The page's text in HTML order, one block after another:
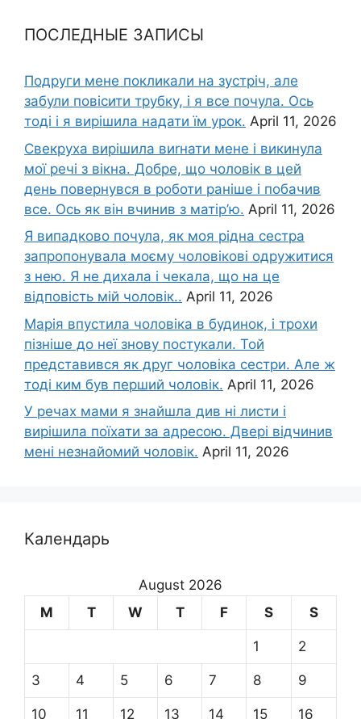
ПОСЛЕДНЫЕ ЗАПИСЫ
Подруги мене покликали на зустріч, але
забули повісити трубку, і я все почула. Ось
тоді і я вирішила надати їм урок. April 11, 2026
Свекруха вирішила виrнати мене і викинула
мої речі з вікна. Добре, що чоловік в цей
день повернувся в роботи раніше і побачив
все. Ось як він вчинив з матір’ю. April 11, 2026
Я випадково почула, як моя рідна сестра
запропонувала моєму чоловікові одружитися
з нею. Я не дихала і чекала, що на це
відповість мій чоловік.. April 11, 2026
Марія впустила чоловіка в будинок, і трохи
пізніше до неї знову постукали. Той
представився як друг чоловіка сестри. Але ж
тоді ким був перший чоловік. April 11, 2026
У речах мами я знайшла див ні листи і
вирішила поїхати за адресою. Двері відчинив
мені незнайомий чоловік. April 11, 2026
Календарь
August 2026
M
T W T F S S
1 2
3 4 5 6 7 8 9
10 11 12 13 14 15 16